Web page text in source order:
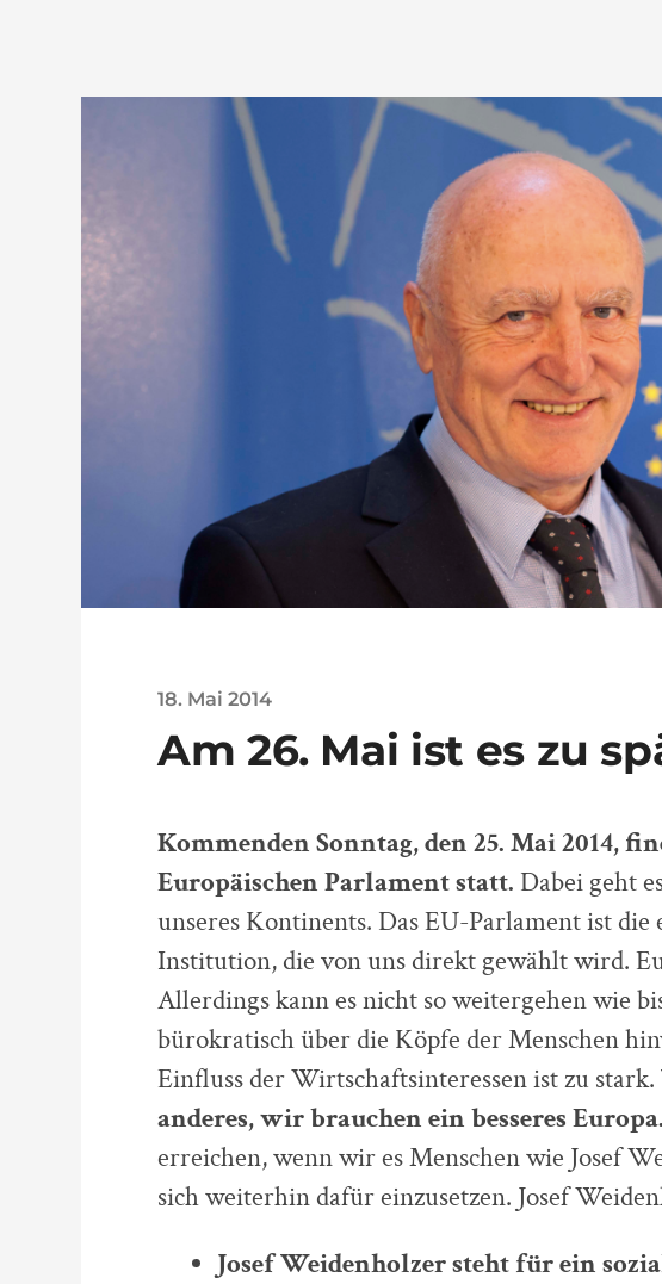
18. Mai 2014
Am 26. Mai ist es zu
Kommenden Sonntag, den 25. Mai 2014,
Europäischen Parlament statt. Dabei geht
unseres Kontinents. Das EU-Parlament ist die
Institution, die von uns direkt gewählt wird.
Allerdings kann es nicht so weitergehen wie
bürokratisch über die Köpfe der Menschen
Einfluss der Wirtschaftsinteressen ist zu stark.
anderes, wir brauchen ein besseres Europa.
erreichen, wenn wir es Menschen wie Josef
sich weiterhin dafür einzusetzen. Josef
Josef Weidenholzer steht für ein